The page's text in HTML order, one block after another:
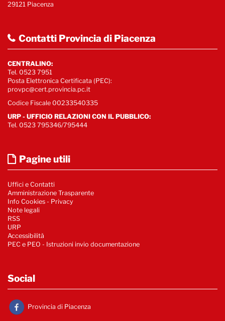
29121 Piacenza
Contatti Provincia di Piacenza
CENTRALINO:
Tel. 0523 7951
Posta Elettronica Certificata (PEC):
provpc@cert.provincia.pc.it
Codice Fiscale 00233540335
URP - UFFICIO RELAZIONI CON IL PUBBLICO:
Tel. 0523 795346/795444
Pagine utili
Uffici e Contatti
Amministrazione Trasparente
Info Cookies - Privacy
Note legali
RSS
URP
Accessibilità
PEC e PEO - Istruzioni invio documentazione
Social
Provincia di Piacenza